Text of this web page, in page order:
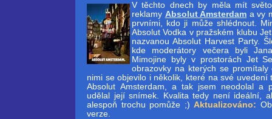
V těchto dnech by měla mít
reklamy Absolut Amsterdam a vy
prvními, kdo ji může shlédnout.
Absolut Vodka v pražském klubu
nazvanou Absolut Harvest Party.
kde moderátory večera byli
Mimojine byly v prostorách Jet
obrazovky na kterých se
nimi se objevilo i několik, které na své
Absolut Amsterdam, a tak jsem neodolal a
udělal její snímek. Kvalita tedy není ideální,
alespoň trochu pomůže ;) Aktualizováno:
verze.